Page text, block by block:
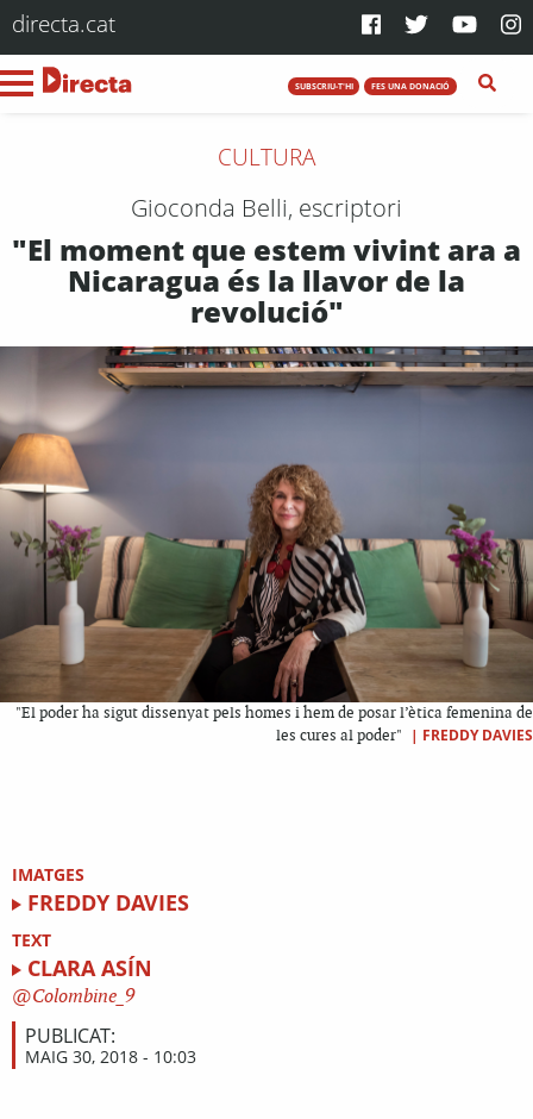
directa.cat
SUBSCRIU-T'HI FES UNA DONACIÓ
CULTURA
Gioconda Belli, escriptori
"El moment que estem vivint ara a
Nicaragua és la llavor de la
revolució"
"El poder ha sigut dissenyat pels homes i hem de posar l’ètica femenina de
les cures al poder"
| FREDDY DAVIES
IMATGES
FREDDY DAVIES
TEXT
CLARA ASÍN
Colombine_9
PUBLICAT:
MAIG 30, 2018 - 10:03